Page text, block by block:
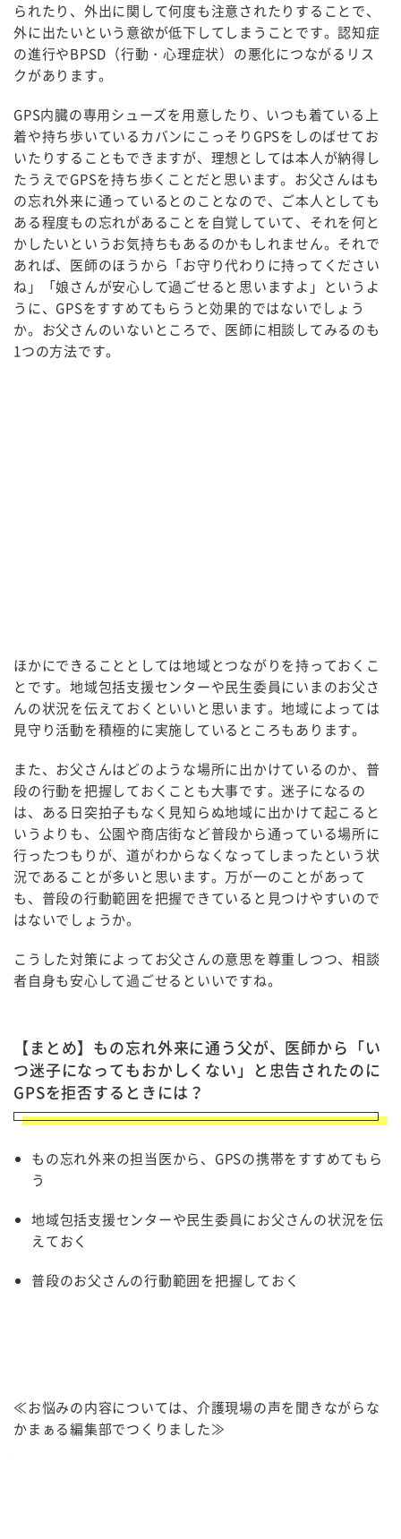
られたり、外出に関して何度も注意されたりすることで、
外に出たいという意欲が低下してしまうことです。認知症
の進行やBPSD（行動・心理症状）の悪化につながるリス
クがあります。
GPS内臓の専用シューズを用意したり、いつも着ている上
着や持ち歩いているカバンにこっそりGPSをしのばせてお
いたりすることもできますが、理想としては本人が納得し
たうえでGPSを持ち歩くことだと思います。お父さんはも
の忘れ外来に通っているとのことなので、ご本人としても
ある程度もの忘れがあることを自覚していて、それを何と
かしたいというお気持ちもあるのかもしれません。それで
あれば、医師のほうから「お守り代わりに持ってください
ね」「娘さんが安心して過ごせると思いますよ」というよ
うに、GPSをすすめてもらうと効果的ではないでしょう
か。お父さんのいないところで、医師に相談してみるのも
1つの方法です。
ほかにできることとしては地域とつながりを持っておくこ
とです。地域包括支援センターや民生委員にいまのお父さ
んの状況を伝えておくといいと思います。地域によっては
見守り活動を積極的に実施しているところもあります。
また、お父さんはどのような場所に出かけているのか、普
段の行動を把握しておくことも大事です。迷子になるの
は、ある日突拍子もなく見知らぬ地域に出かけて起こると
いうよりも、公園や商店街など普段から通っている場所に
行ったつもりが、道がわからなくなってしまったという状
況であることが多いと思います。万が一のことがあって
も、普段の行動範囲を把握できていると見つけやすいので
はないでしょうか。
こうした対策によってお父さんの意思を尊重しつつ、相談
者自身も安心して過ごせるといいですね。
【まとめ】もの忘れ外来に通う父が、医師から「い
つ迷子になってもおかしくない」と忠告されたのに
GPSを拒否するときには？
もの忘れ外来の担当医から、GPSの携帯をすすめてもら
う
地域包括支援センターや民生委員にお父さんの状況を伝
えておく
普段のお父さんの行動範囲を把握しておく
≪お悩みの内容については、介護現場の声を聞きながらな
かまぁる編集部でつくりました≫